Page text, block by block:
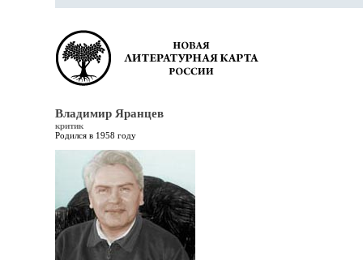
Владимир Яранцев
критик
Родился в 1958 году